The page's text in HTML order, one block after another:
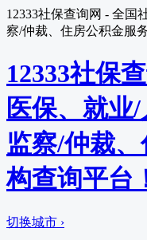
12333社保查询网 - 全国
察/仲裁、住房公积金服
12333社保
医保、就业
监察/仲裁
构查询平台
切换城市 ›